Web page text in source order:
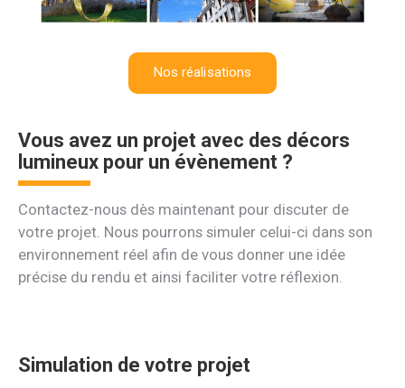
Nos réalisations
Vous avez un projet avec des décors
lumineux pour un évènement ?
Contactez-nous dès maintenant pour discuter de
votre projet. Nous pourrons simuler celui-ci dans son
environnement réel afin de vous donner une idée
précise du rendu et ainsi faciliter votre réflexion.
Simulation de votre projet